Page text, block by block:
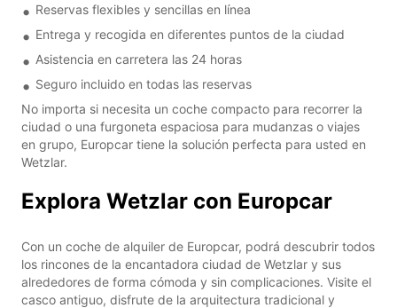
Reservas flexibles y sencillas en línea
Entrega y recogida en diferentes puntos de la ciudad
Asistencia en carretera las 24 horas
Seguro incluido en todas las reservas
No importa si necesita un coche compacto para recorrer la
ciudad o una furgoneta espaciosa para mudanzas o viajes
en grupo, Europcar tiene la solución perfecta para usted en
Wetzlar.
Explora Wetzlar con Europcar
Con un coche de alquiler de Europcar, podrá descubrir todos
los rincones de la encantadora ciudad de Wetzlar y sus
alrededores de forma cómoda y sin complicaciones. Visite el
casco antiguo, disfrute de la arquitectura tradicional y